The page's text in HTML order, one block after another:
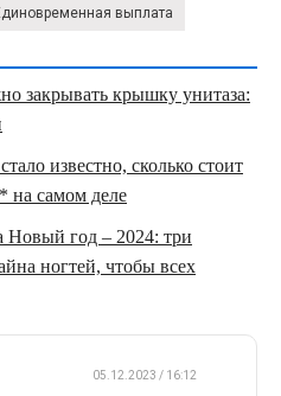
выплата
закрывать крышку унитаза:
известно, сколько стоит
на самом деле
год – 2024: три
ногтей, чтобы всех
05.12.2023 / 16:12